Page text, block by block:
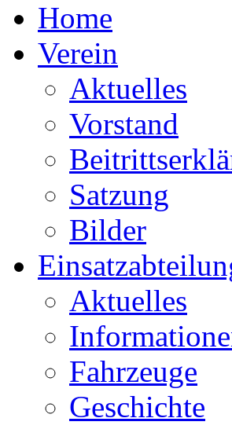
Home
Verein
Aktuelles
Vorstand
Satzung
Bilder
Aktuelles
Fahrzeuge
Geschichte